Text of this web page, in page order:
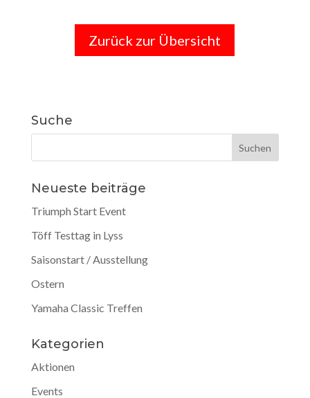
Zurück zur Übersicht
Suche
Neueste beiträge
Triumph Start Event
Töff Testtag in Lyss
Saisonstart / Ausstellung
Ostern
Yamaha Classic Treffen
Kategorien
Aktionen
Events